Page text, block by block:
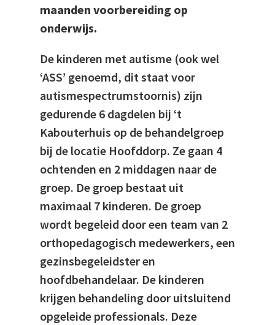
maanden voorbereiding op
onderwijs.
De kinderen met autisme (ook wel
‘ASS’ genoemd, dit staat voor
autismespectrumstoornis) zijn
gedurende 6 dagdelen bij ‘t
Kabouterhuis op de behandelgroep
bij de locatie Hoofddorp. Ze gaan 4
ochtenden en 2 middagen naar de
groep. De groep bestaat uit
maximaal 7 kinderen. De groep
wordt begeleid door een team van 2
orthopedagogisch medewerkers, een
gezinsbegeleidster en
hoofdbehandelaar. De kinderen
krijgen behandeling door uitsluitend
opgeleide professionals. Deze